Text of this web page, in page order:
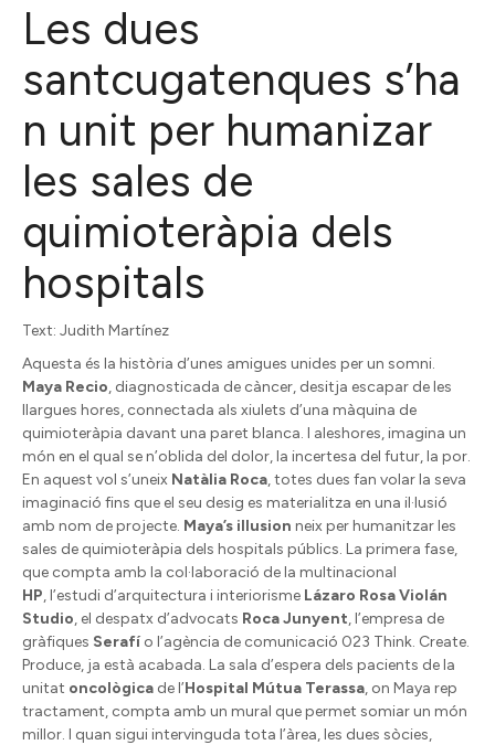
Les dues
santcugatenques s’ha
n unit per humanizar
les sales de
quimioteràpia dels
hospitals
Text: Judith Martínez
Aquesta és la història d’unes amigues unides per un somni.
Maya Recio, diagnosticada de càncer, desitja escapar de les
llargues hores, connectada als xiulets d’una màquina de
quimioteràpia davant una paret blanca. I aleshores, imagina un
món en el qual se n’oblida del dolor, la incertesa del futur, la por.
En aquest vol s’uneix Natàlia Roca, totes dues fan volar la seva
imaginació fins que el seu desig es materialitza en una il·lusió
amb nom de projecte. Maya’s illusion neix per humanitzar les
sales de quimioteràpia dels hospitals públics. La primera fase,
que compta amb la col·laboració de la multinacional
HP, l’estudi d’arquitectura i interiorisme Lázaro RosaViolán
Studio, el despatx d’advocats Roca Junyent, l’empresa de
gràfiques Serafí o l’agència de comunicació 023 Think. Create.
Produce, ja està acabada. La sala d’espera dels pacients de la
unitat oncològica de l’Hospital Mútua Terassa, on Maya rep
tractament, compta amb un mural que permet somiar un món
millor. I quan sigui intervinguda tota l’àrea, les dues sòcies,